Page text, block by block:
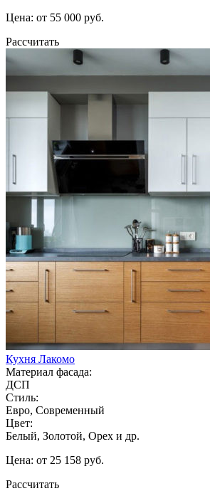
Цена: от 55 000 руб.
Рассчитать
Кухня Лакомо
Материал фасада:
ДСП
Стиль:
Евро, Современный
Цвет:
Белый, Золотой, Орех и др.
Цена: от 25 158 руб.
Рассчитать